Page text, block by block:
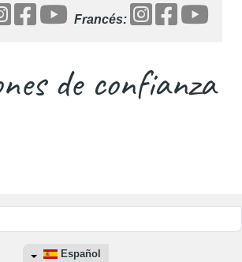
Francés:
de confianza
Español